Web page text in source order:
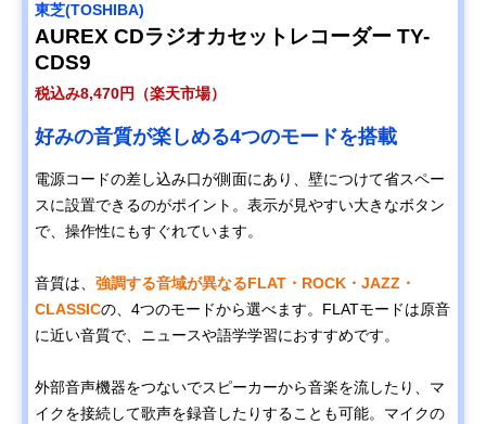
東芝(TOSHIBA)
AUREX CDラジオカセットレコーダー TY-
CDS9
税込み8,470円（楽天市場）
好みの音質が楽しめる4つのモードを搭載
電源コードの差し込み口が側面にあり、壁につけて省スペー
スに設置できるのがポイント。表示が見やすい大きなボタン
で、操作性にもすぐれています。
音質は、 強調する音域が異なるFLAT・ROCK・JAZZ・
CLASSICの、4つのモードから選べます。FLATモードは原音
に近い音質で、ニュースや語学学習におすすめです。
外部音声機器をつないでスピーカーから音楽を流したり、マ
イクを接続して歌声を録音したりすることも可能。マイクの